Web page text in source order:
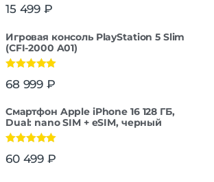
15 499 ₽
Игровая консоль PlayStation 5 Slim
(CFI-2000 A01)
из 5
68 999 ₽
Смартфон Apple iPhone 16 128 ГБ,
Dual: nano SIM + eSIM, черный
из 5
60 499 ₽